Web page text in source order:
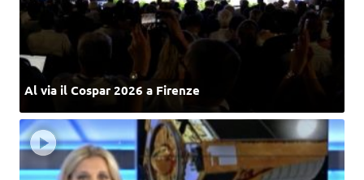
Al via il Cospar 2026 a Firenze